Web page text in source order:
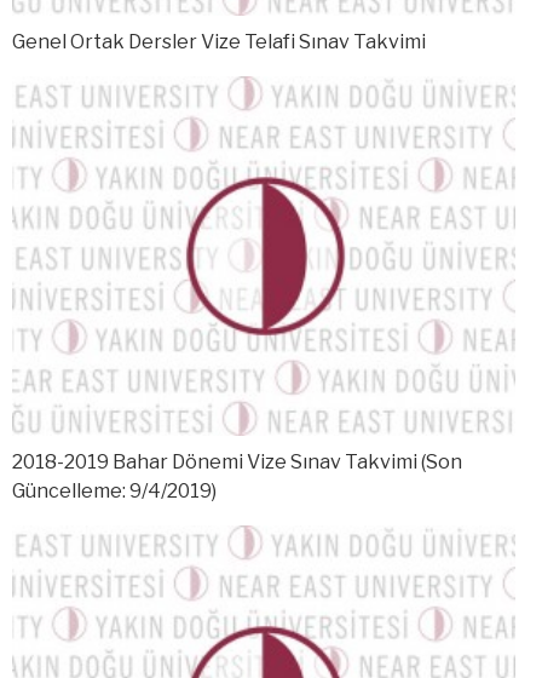
Genel Ortak Dersler Vize Telafi Sınav Takvimi
2018-2019 Bahar Dönemi Vize Sınav Takvimi (Son
Güncelleme: 9/4/2019)